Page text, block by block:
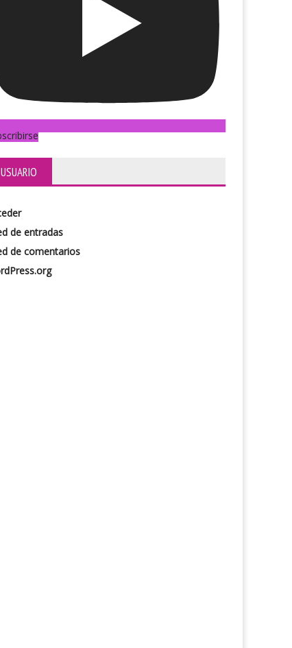
USUARIO
de entradas
de comentarios